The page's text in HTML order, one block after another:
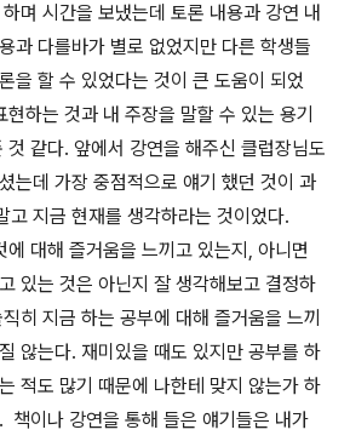
며 시간을 보냈는데 토론 내용과 강연 내
과 다를바가 별로 없었지만 다른 학생들
을 할 수 있었다는 것이 큰 도움이 되었
하는 것과 내 주장을 말할 수 있는 용기
것 같다. 앞에서 강연을 해주신 클럽장님도
는데 가장 중점적으로 얘기 했던 것이 과
고 지금 현재를 생각하라는 것이었다.
에 대해 즐거움을 느끼고 있는지, 아니면
있는 것은 아닌지 잘 생각해보고 결정하
히 지금 하는 공부에 대해 즐거움을 느끼
않는다. 재미있을 때도 있지만 공부를 하
적도 많기 때문에 나한테 맞지 않는가 하
책이나 강연을 통해 들은 얘기들은 내가